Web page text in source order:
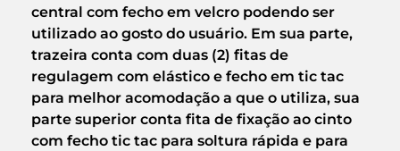
central com fecho em velcro podendo ser
utilizado ao gosto do usuário. Em sua parte,
trazeira conta com duas (2) fitas de
regulagem com elástico e fecho em tic tac
para melhor acomodação a que o utiliza, sua
parte superior conta fita de fixação ao cinto
com fecho tic tac para soltura rápida e para